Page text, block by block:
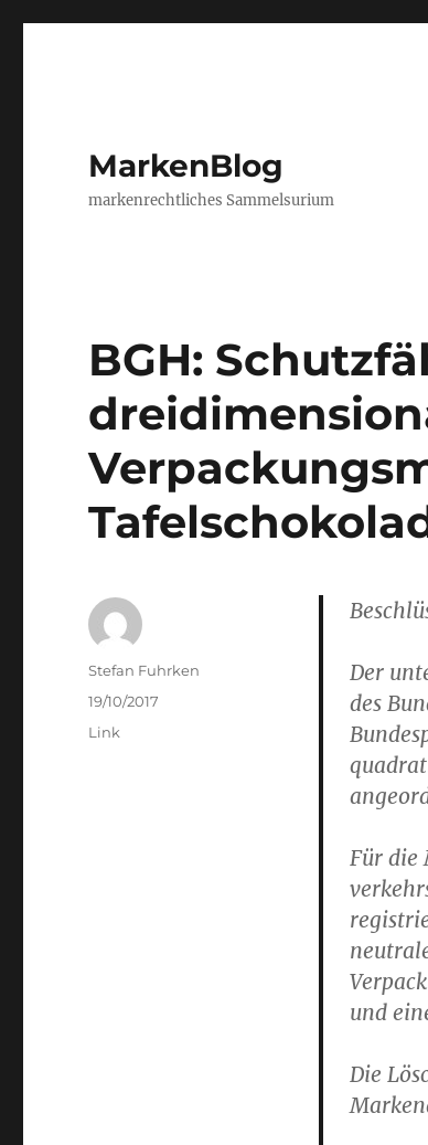
MarkenBlog
markenrechtliches Sammelsurium
BGH:
Der
des
Für die
und
Die
Author
Stefan Fuhrken
Posted
on
19/10/2017
Categories
Link